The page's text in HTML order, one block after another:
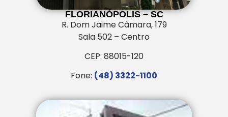
FLORIANÓPOLIS – SC
R. Dom Jaime Câmara, 179
Sala 502 – Centro
CEP: 88015-120
Fone: (48) 3322-1100